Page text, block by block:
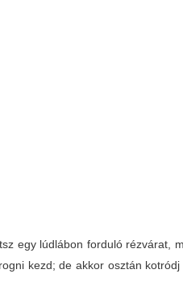
egy lúdlábon forduló rézvárat,
kezd; de akkor osztán kotródj